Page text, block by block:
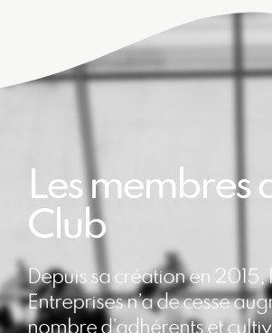
Les membres
Club
Depuis sa création en 2015,
Entreprises n’a de cesse
nombre d’adhérents et